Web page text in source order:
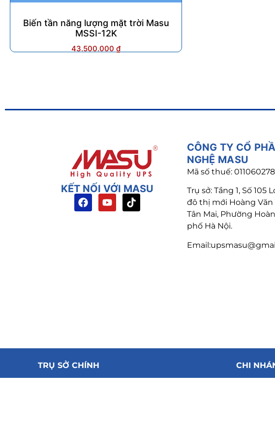
Biến tần năng lượng mặt trời Masu
MSSI-12K
43.500.000 ₫
KẾT NỐI VỚI MASU
CÔNG TY CỔ
NGHỆ MASU
Mã số thuế:
Trụ sở: Tầng 1, Số 105
đô thị mới Hoàng
Tân Mai, Phường
phố Hà Nội.
TRỤ SỞ CHÍNH CHI